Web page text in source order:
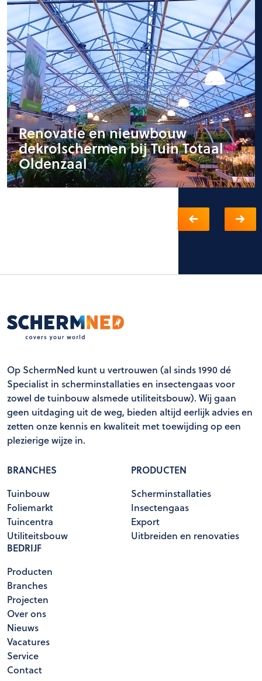
Renovatie en nieuwbouw
dekrolschermen bij Tuin Totaal
Oldenzaal
Op SchermNed kunt u vertrouwen (al sinds 1990 dé
Specialist in scherminstallaties en insectengaas voor
zowel de tuinbouw alsmede utiliteitsbouw). Wij gaan
geen uitdaging uit de weg, bieden altijd eerlijk advies en
zetten onze kennis en kwaliteit met toewijding op een
plezierige wijze in.
BRANCHES
Tuinbouw
Foliemarkt
Tuincentra
Utiliteitsbouw
PRODUCTEN
Scherminstallaties
Insectengaas
Export
Uitbreiden en renovaties
BEDRIJF
Producten
Branches
Projecten
Over ons
Nieuws
Vacatures
Service
Contact